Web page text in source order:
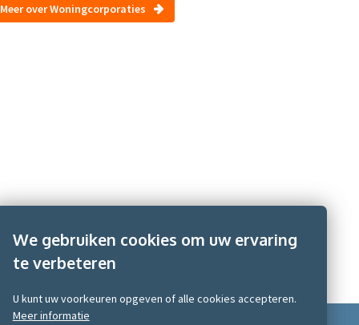
Meer over Woningcorporaties
We gebruiken cookies om uw ervaring
te verbeteren
U kunt uw voorkeuren opgeven of alle cookies accepteren.
Meer informatie